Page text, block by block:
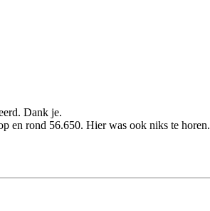
Dank je.
en rond 56.650. Hier was ook niks te horen.